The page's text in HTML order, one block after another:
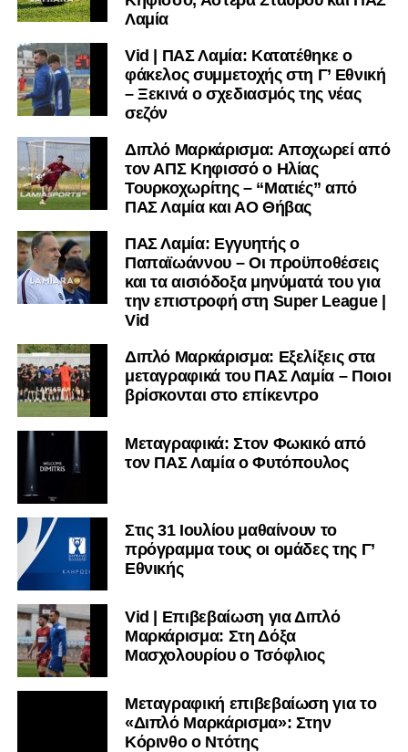
υπόλοιπο κόσμο. Ακολουθήστε το lamiara.gr στο
μαθαίνετε σε χρόνο dt όλα τα νέα.
Λαμία
Vid | ΠΑΣ Λαμία: Κατατέθηκε ο
φάκελος συμμετοχής στη Γ’ Εθνική
– Ξεκινά ο σχεδιασμός της νέας
σεζόν
Διπλό Μαρκάρισμα: Αποχωρεί από
τον ΑΠΣ Κηφισσό ο Ηλίας
Τουρκοχωρίτης – “Ματιές” από
ΠΑΣ Λαμία και ΑΟ Θήβας
ΠΑΣ Λαμία: Εγγυητής ο
Παπαϊωάννου – Οι προϋποθέσεις
και τα αισιόδοξα μηνύματά του για
την επιστροφή στη Super League |
Vid
Διπλό Μαρκάρισμα: Εξελίξεις στα
μεταγραφικά του ΠΑΣ Λαμία – Ποιοι
βρίσκονται στο επίκεντρο
Μεταγραφικά: Στον Φωκικό από
τον ΠΑΣ Λαμία ο Φυτόπουλος
Στις 31 Ιουλίου μαθαίνουν το
πρόγραμμα τους οι ομάδες της Γ’
Εθνικής
Vid | Επιβεβαίωση για Διπλό
Μαρκάρισμα: Στη Δόξα
Μασχολουρίου ο Τσόφλιος
Μεταγραφική επιβεβαίωση για το
«Διπλό Μαρκάρισμα»: Στην
Κόρινθο ο Ντότης